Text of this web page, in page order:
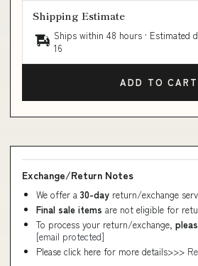
Shipping Estimate
Ships within 48 hours · Estimated
16
ADD TO CART
Exchange/Return Notes
We offer a 30-day return/exchange
Final sale items are not eligible for
To process your return/exchange,
[email protected]
Please click here for more details>>>